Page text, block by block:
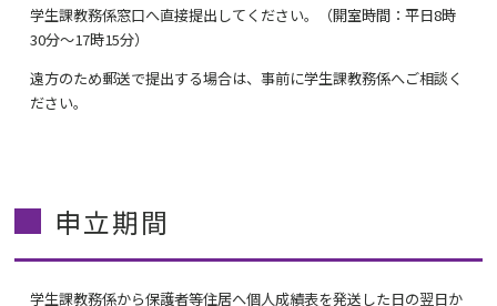
学生課教務係窓口へ直接提出してください。（開室時間：平日8時
30分～17時15分）
遠方のため郵送で提出する場合は、事前に学生課教務係へご相談く
ださい。
申立期間
学生課教務係から保護者等住居へ個人成績表を発送した日の翌日か